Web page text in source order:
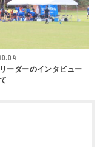
ーダーのインタビュー